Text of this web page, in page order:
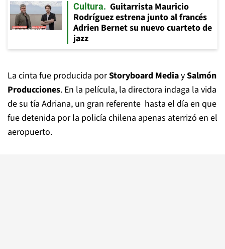
Cultura
Guitarrista Mauricio
Rodríguez estrena junto al francés
Adrien Bernet su nuevo cuarteto de
jazz
La cinta fue producida porStoryboard MediaySalmón
Producciones. En la película, la directora indaga la vida
de su tía Adriana, un gran referente hasta el día en que
fue detenida por la policía chilena apenas aterrizó en el
aeropuerto.